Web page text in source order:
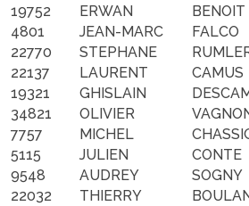
19752 ERWAN
BENOIT
4801 JEAN-MARC
FALCO
22770 STEPHANE
22137 LAURENT
CAMUS
19321 GHISLAIN
34821 OLIVIER
7757 MICHEL
5115 JULIEN
CONTE
9548 AUDREY
SOGNY
22032 THIERRY